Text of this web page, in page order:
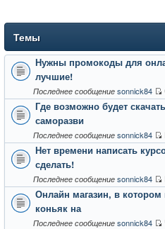
Темы
Нужны промокоды для
лучшие!
Последнее сообщение sonnick84
Где возможно будет
саморазви
Последнее сообщение sonnick84
Нет времени написать
сделать!
Последнее сообщение sonnick84
Онлайн магазин, в
коньяк на
Последнее сообщение sonnick84